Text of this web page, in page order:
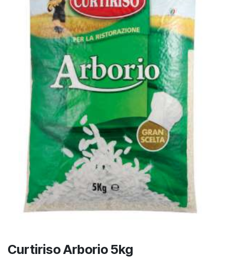
Curtiriso Arborio 5kg